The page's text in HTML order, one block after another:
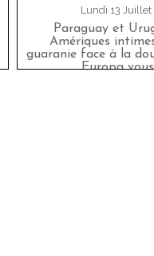
Lundi 13
Paraguay et
Amériques
guaranie face à la
Europa